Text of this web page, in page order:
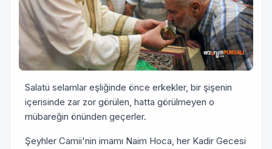
Salatü se­lamlar eşliğinde önce erkekler, bir şişenin
içerisinde zar zor gö­rülen, hatta görülmeyen o
mübareğin önünden geçerler.
Şeyh­ler Camii'nin imamı Naim Hoca, her Kadir Gecesi